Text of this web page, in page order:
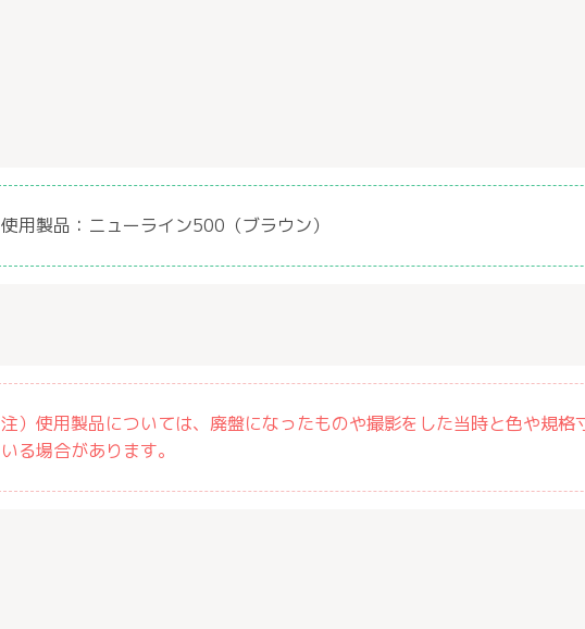
使用製品： ニューライン500（ブラウン）
注）使用製品については、廃盤になったものや撮影をした当時と色や規
いる場合があります。